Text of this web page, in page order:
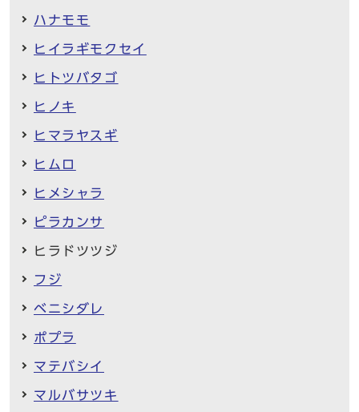
ハナモモ
ヒイラギモクセイ
ヒトツバタゴ
ヒノキ
ヒマラヤスギ
ヒムロ
ヒメシャラ
ピラカンサ
ヒラドツツジ
フジ
ベニシダレ
ポプラ
マテバシイ
マルバサツキ